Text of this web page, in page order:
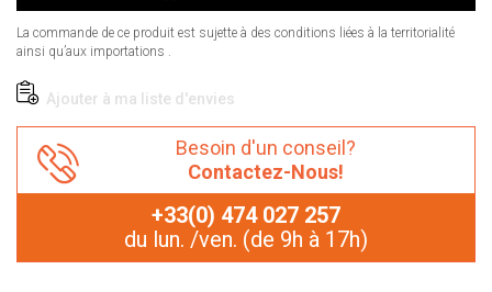
La commande de ce produit est sujette à des conditions liées à la territorialité
ainsi qu’aux importations .
Ajouter à ma liste d'envies
Besoin d'un conseil?
Contactez-Nous!
+33(0) 474 027 257
du lun. /ven. (de 9h à 17h)